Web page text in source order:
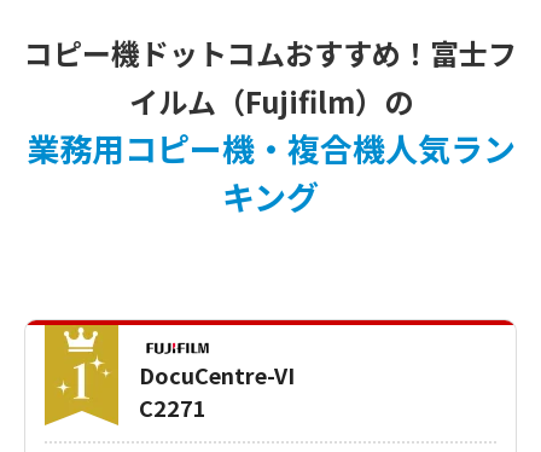
コピー機ドットコムおすすめ！富士フ
イルム（Fujifilm）の
業務用コピー機・複合機人気ラン
キング
DocuCentre-VI
C2271